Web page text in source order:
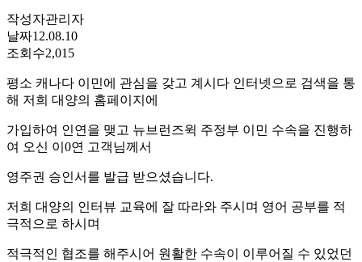
작성자관리자
날짜12.08.10
조회수2,015
평소 캐나다 이민에 관심을 갖고 계시다 인터넷으로 검색을 통
해 저희 대양의 홈페이지에
가입하여 인연을 맺고 뉴브런즈윅 주정부 이민 수속을 진행하
여 오신 이0연 고객님께서
영주권 승인서를 발급 받으셨습니다.
저희 대양의 인터뷰 교육에 잘 따라와 주시며 영어 공부를 적
극적으로 하시며
적극적인 협조를 해주시어 원활한 수속이 이루어질 수 있었던